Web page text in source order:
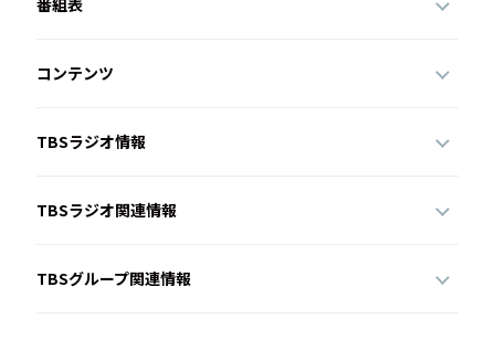
コンテンツ
TBSラジオ情報
TBSラジオ関連情報
TBSグループ関連情報